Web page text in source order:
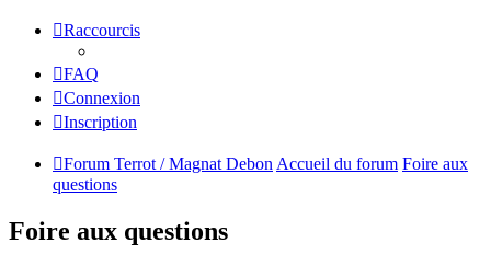
Raccourcis
FAQ
Connexion
Inscription
Forum Terrot / Magnat Debon Accueil du forum Foire aux
questions
Foire aux questions